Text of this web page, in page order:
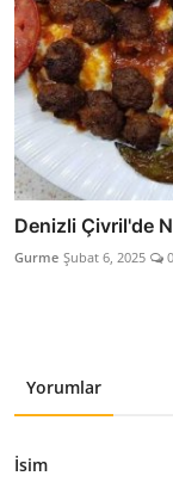
Denizli Çivril'de
Gurme Şubat 6, 2025 0
Yorumlar
İsim